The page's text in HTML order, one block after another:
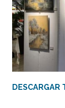
DESCARGAR